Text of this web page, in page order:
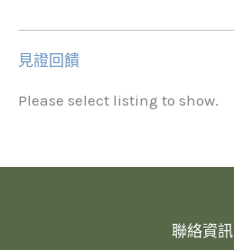
見證回饋
Please select listing to show.
聯絡資訊